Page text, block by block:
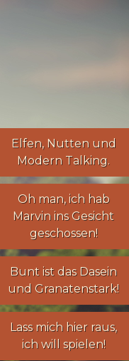
Elfen, Nuttenund
Modern Talking.
Oh man, ich hab
Marvin ins Gesicht
geschossen!
Bunt ist das Dasein
und Granatenstark!
Lass mich hier raus,
ich will spielen!